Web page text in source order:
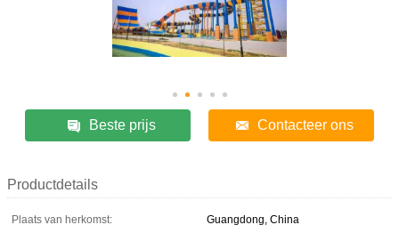
Beste prijs Contacteer ons
Productdetails
Plaats van herkomst:
Guangdong, China